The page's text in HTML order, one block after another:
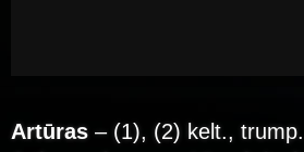
Artūras – (1), (2) kelt.,